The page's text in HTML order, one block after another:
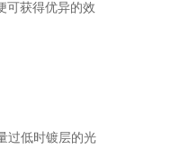
可获得优异的效
过低时镀层的光